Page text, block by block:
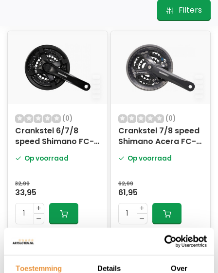
Toestemming Details Over
Filters
(0)
Crankstel 6/7/8
speed Shimano FC-
42x34x24T met
zwart
Op voorraad
32,99
33,95
(0)
Crankstel 7/8 speed
Shimano Acera FC-
42x32x22T - zwart
Op voorraad
62,99
61,95